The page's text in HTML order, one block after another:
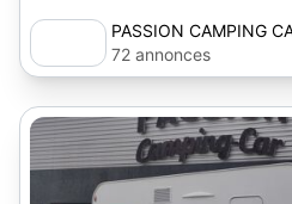
PASSION CAMPING
72 annonces